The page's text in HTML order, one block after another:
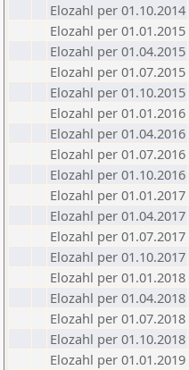
Elozahl per 01.10.2014
Elozahl per 01.01.2015
Elozahl per 01.04.2015
Elozahl per 01.07.2015
Elozahl per 01.10.2015
Elozahl per 01.01.2016
Elozahl per 01.04.2016
Elozahl per 01.07.2016
Elozahl per 01.10.2016
Elozahl per 01.01.2017
Elozahl per 01.04.2017
Elozahl per 01.07.2017
Elozahl per 01.10.2017
Elozahl per 01.01.2018
Elozahl per 01.04.2018
Elozahl per 01.07.2018
Elozahl per 01.10.2018
Elozahl per 01.01.2019